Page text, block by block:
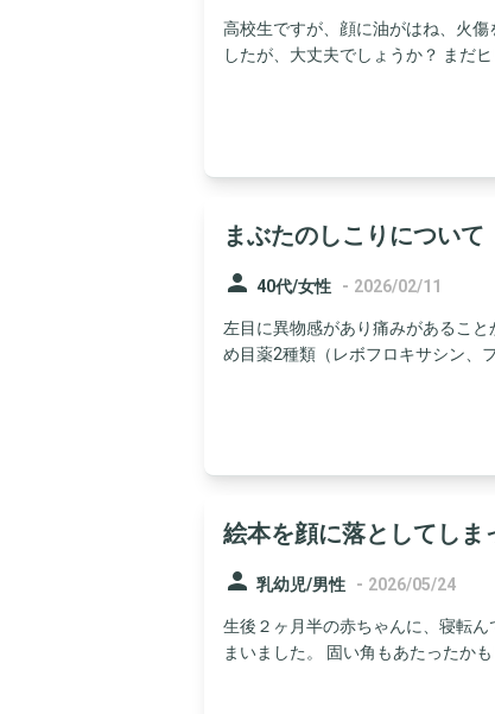
高校生ですが、顔に油がはね、火
したが、大丈夫でしょうか？ まだヒ
まぶたのしこりについて
person 40代/女性 - 2026/02/11
左目に異物感があり痛みがあるこ
め目薬2種類（レボフロキサシン、
絵本を顔に落としてしま
person 乳幼児/男性 - 2026/05/24
生後２ヶ月半の赤ちゃんに、寝転
まいました。 固い角もあたったか